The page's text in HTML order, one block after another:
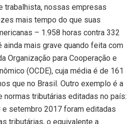
trabalhista, nossas empresas
mais tempo do que suas
– 1.958 horas contra 332
ainda mais grave quando feita com
Organização para Cooperação e
(OCDE), cuja média é de 161
que no Brasil. Outro exemplo é a
normas tributárias editadas no país:
setembro 2017 foram editadas
tributárias, o equivalente a